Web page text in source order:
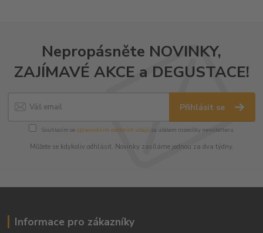
Nepropásněte NOVINKY,
ZAJÍMAVÉ AKCE a DEGUSTACE!
Přihlásit se
Souhlasím se zpracováním osobních údajůza účelem rozesílky newsletteru.
Můžete se kdykoliv odhlásit. Novinky zasíláme jednou za dva týdny.
Informace pro zákazníky